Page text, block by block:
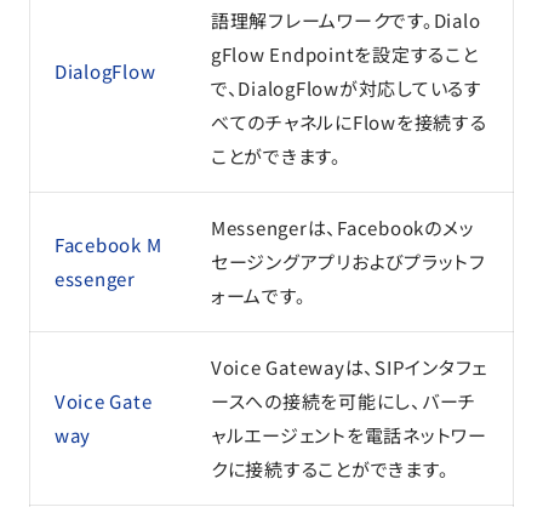
DialogFlow
語理解フレームワークです。Dialo
gFlow Endpointを設定すること
で、DialogFlowが対応しているす
べてのチャネルにFlowを接続する
ことができます。
Facebook M
essenger
Messengerは、Facebookのメッ
セージングアプリおよびプラットフ
ォームです。
Voice Gate
way
Voice Gatewayは、SIPインタフェ
ースへの接続を可能にし、バーチ
ャルエージェントを電話ネットワー
クに接続することができます。